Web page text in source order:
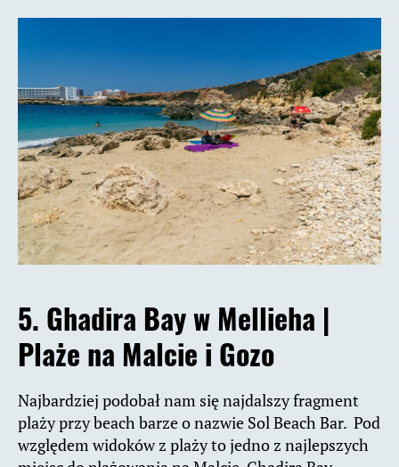
5. Ghadira Bay w Mellieha |
Plaże na Malcie i Gozo
Najbardziej podobał nam się najdalszy fragment
plaży przy beach barze o nazwie Sol Beach Bar. Pod
względem widoków z plaży to jedno z najlepszych